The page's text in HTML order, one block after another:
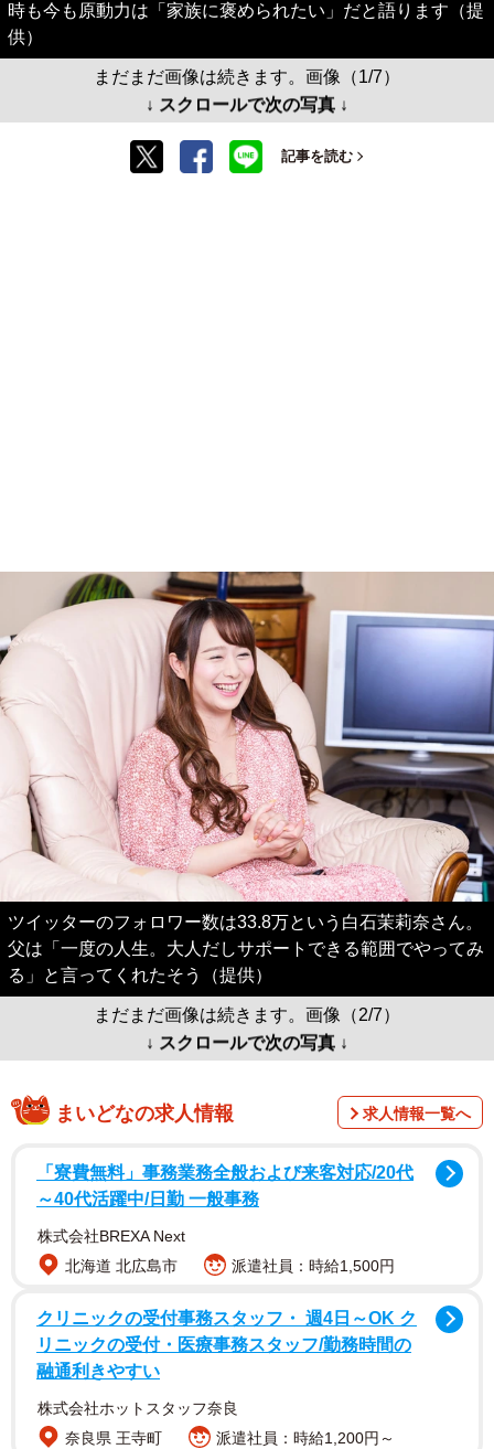
時も今も原動力は「家族に褒められたい」だと語ります（提
供）
まだまだ画像は続きます。画像（1/7）
↓ スクロールで次の写真 ↓
記事を読む
ツイッターのフォロワー数は33.8万という白石茉莉奈さん。
父は「一度の人生。大人だしサポートできる範囲でやってみ
る」と言ってくれたそう（提供）
まだまだ画像は続きます。画像（2/7）
↓ スクロールで次の写真 ↓
まいどなの求人情報 求人情報一覧へ
「寮費無料」事務業務全般および来客対応/20代
～40代活躍中/日勤 一般事務
株式会社BREXA Next
北海道 北広島市
派遣社員：時給1,500円
クリニックの受付事務スタッフ・ 週4日～OK ク
リニックの受付・医療事務スタッフ/勤務時間の
融通利きやすい
株式会社ホットスタッフ奈良
奈良県 王寺町
派遣社員：時給1,200円～